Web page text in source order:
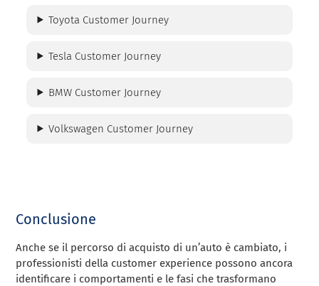
Toyota Customer Journey
Tesla Customer Journey
BMW Customer Journey
Volkswagen Customer Journey
Conclusione
Anche se il percorso di acquisto di un’auto è cambiato, i
professionisti della customer experience possono ancora
identificare i comportamenti e le fasi che trasformano